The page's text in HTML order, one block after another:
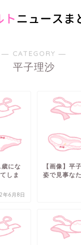
― CATEGORY ―
平子理沙
歳にな
しま
年6月8日
【画像】平
姿で見事な